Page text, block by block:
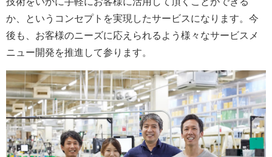
か、というコンセプトを実現したサービスになります。今
後も、お客様のニーズに応えられるよう様々なサービスメ
ニュー開発を推進して参ります。